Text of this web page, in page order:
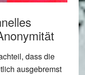
dass die
ausgebremst